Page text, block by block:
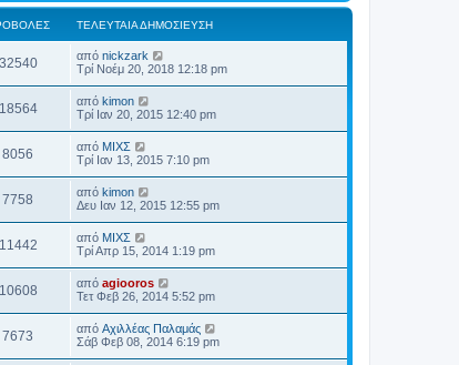
ΤΕΛΕΥΤΑΊΑ ΔΗΜΟΣΊΕΥΣΗ
32540 από nickzark
Τρί Νοέμ 20, 2018 12:18 pm
18564 από kimon
Τρί Ιαν 20, 2015 12:40 pm
8056 από ΜΙΧΣ
Τρί Ιαν 13, 2015 7:10 pm
7758 από kimon
Δευ Ιαν 12, 2015 12:55 pm
11442 από ΜΙΧΣ
Τρί Απρ 15, 2014 1:19 pm
10608 από agiooros
Τετ Φεβ 26, 2014 5:52 pm
7673 από Αχιλλέας Παλαμάς
Σάβ Φεβ 08, 2014 6:19 pm